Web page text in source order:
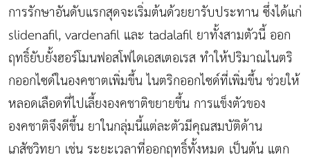
การรักษาอันดับแรกสุดจะเริ่มต้นด้วยยารับประทาน ซึ่งได้แก่
slidenafil, vardenafil และ tadalafil ยาทั้งสามตัวนี้ ออก
ฤทธิ์ยับยั้งฮอร์โมนฟอสโฟไดเอสเตอเรส ทำให้ปริมาณไนตริ
กออกไซด์ในองคชาตเพิ่มขึ้น ไนตริกออกไซด์ที่เพิ่มขึ้น ช่วยให้
หลอดเลือดที่ไปเลี้ยงองคชาติขยายขึ้น การแข็งตัวของ
องคชาติจึงดีขึ้น ยาในกลุ่มนี้แต่ละตัวมีคุณสมบัติด้าน
เภสัชวิทยา เช่น ระยะเวลาที่ออกฤทธิ์ทั้งหมด เป็นต้น แตก